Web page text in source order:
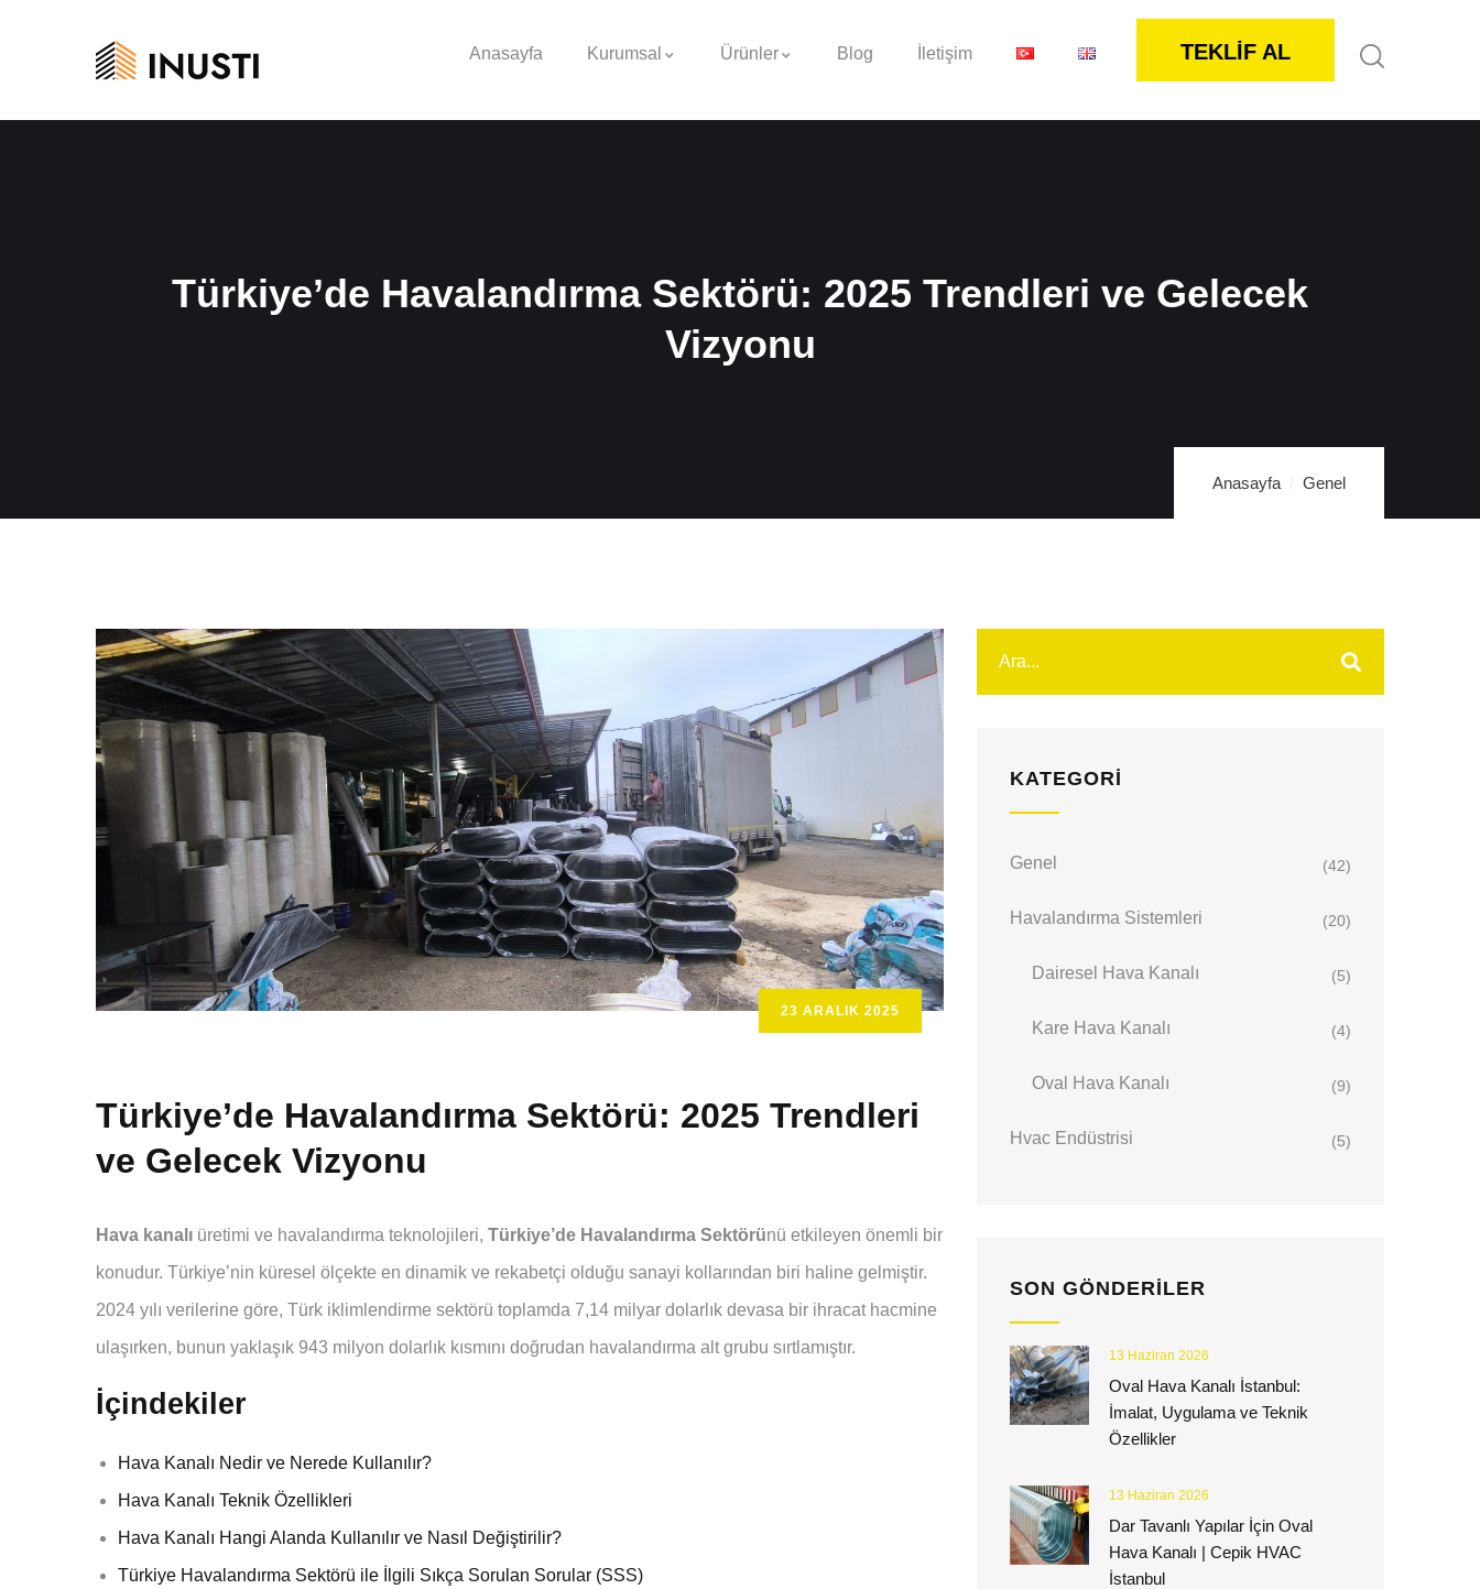
Anasayfa Kurumsal Ürünler Blog İletişim TEKLİF AL
Türkiye’de Havalandırma Sektörü: 2025 Trendleri ve Gelecek
Vizyonu
Anasayfa Genel
23 ARALIK 2025
Türkiye’de Havalandırma Sektörü: 2025 Trendleri
ve Gelecek Vizyonu
Hava kanalı üretimi ve havalandırma teknolojileri, Türkiye’de Havalandırma Sektörünü etkileyen önemli bir
konudur. Türkiye’nin küresel ölçekte en dinamik ve rekabetçi olduğu sanayi kollarından biri haline gelmiştir.
2024 yılı verilerine göre, Türk iklimlendirme sektörü toplamda 7,14 milyar dolarlık devasa bir ihracat hacmine
ulaşırken, bunun yaklaşık 943 milyon dolarlık kısmını doğrudan havalandırma alt grubu sırtlamıştır.
İçindekiler
Hava Kanalı Nedir ve Nerede Kullanılır?
Hava Kanalı Teknik Özellikleri
Hava Kanalı Hangi Alanda Kullanılır ve Nasıl Değiştirilir?
Türkiye Havalandırma Sektörü ile İlgili Sıkça Sorulan Sorular (SSS)
KATEGORI
Genel (42)
Havalandırma Sistemleri (20)
Dairesel Hava Kanalı (5)
Kare Hava Kanalı (4)
Oval Hava Kanalı (9)
Hvac Endüstrisi (5)
SON GÖNDERILER
13 Haziran 2026
Oval Hava Kanalı İstanbul:
İmalat, Uygulama ve Teknik
Özellikler
13 Haziran 2026
Dar Tavanlı Yapılar İçin Oval
Hava Kanalı | Cepik HVAC
İstanbul